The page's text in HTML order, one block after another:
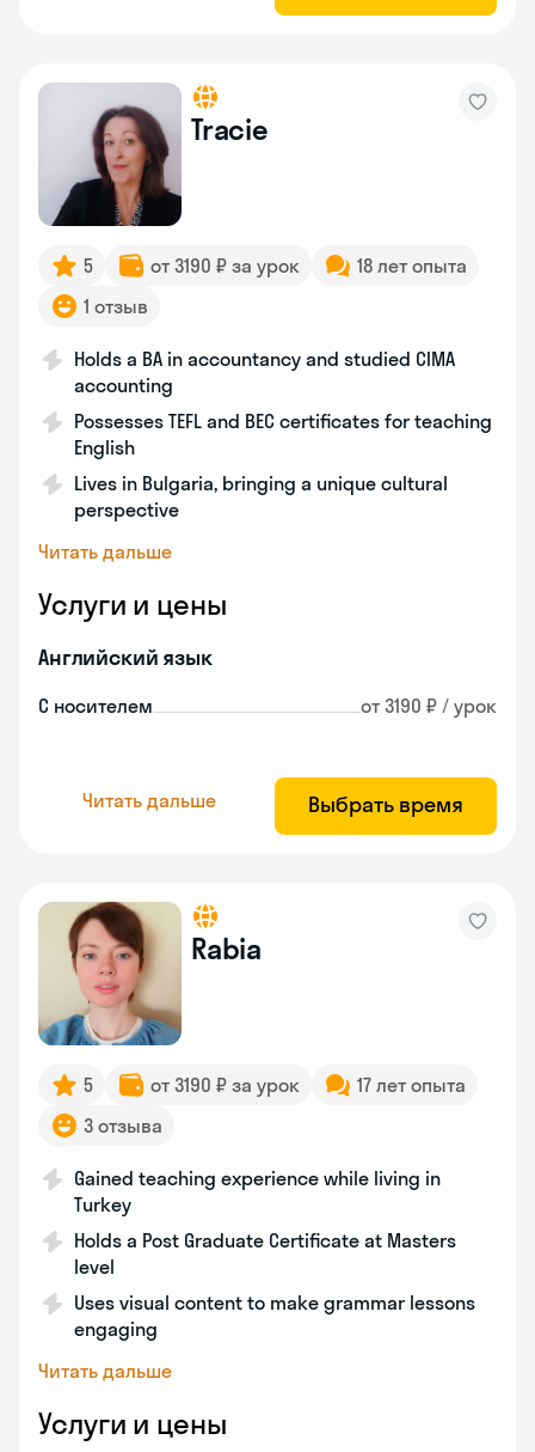
Tracie
5 от 3190 ₽ за урок
18 лет опыта
1 отзыв
Holds a BA in accountancy and studied CIMA
accounting
Possesses TEFL and BEC certificates for teaching
English
Lives in Bulgaria, bringing a unique cultural
perspective
Читать дальше
Услуги и цены
Английский язык
С носителем от 3190 ₽ / урок
Читать дальше Выбрать время
Rabia
5 от 3190 ₽ за урок
17 лет опыта
3 отзыва
Gained teaching experience while living in
Turkey
Holds a Post Graduate Certificate at Masters
level
Uses visual content to make grammar lessons
engaging
Читать дальше
Услуги и цены